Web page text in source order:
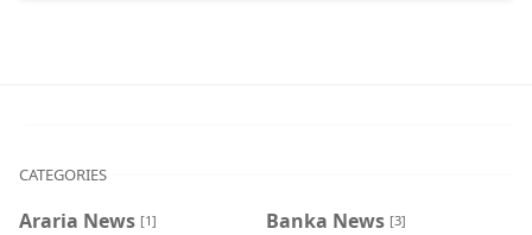
CATEGORIES
Araria News [1] Banka News [3]